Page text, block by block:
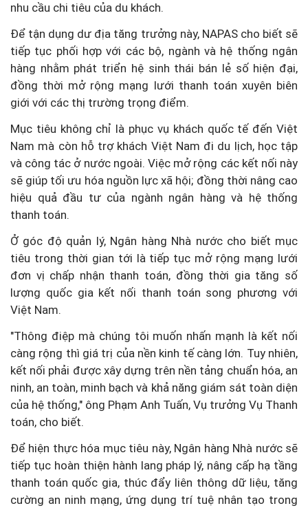
nhu cầu chi tiêu của du khách.
Để tận dụng dư địa tăng trưởng này, NAPAS cho biết sẽ
tiếp tục phối hợp với các bộ, ngành và hệ thống ngân
hàng nhằm phát triển hệ sinh thái bán lẻ số hiện đại,
đồng thời mở rộng mạng lưới thanh toán xuyên biên
giới với các thị trường trọng điểm.
Mục tiêu không chỉ là phục vụ khách quốc tế đến Việt
Nam mà còn hỗ trợ khách Việt Nam đi du lịch, học tập
và công tác ở nước ngoài. Việc mở rộng các kết nối này
sẽ giúp tối ưu hóa nguồn lực xã hội; đồng thời nâng cao
hiệu quả đầu tư của ngành ngân hàng và hệ thống
thanh toán.
Ở góc độ quản lý, Ngân hàng Nhà nước cho biết mục
tiêu trong thời gian tới là tiếp tục mở rộng mạng lưới
đơn vị chấp nhận thanh toán, đồng thời gia tăng số
lượng quốc gia kết nối thanh toán song phương với
Việt Nam.
"Thông điệp mà chúng tôi muốn nhấn mạnh là kết nối
càng rộng thì giá trị của nền kinh tế càng lớn. Tuy nhiên,
kết nối phải được xây dựng trên nền tảng chuẩn hóa, an
ninh, an toàn, minh bạch và khả năng giám sát toàn diện
của hệ thống," ông Phạm Anh Tuấn, Vụ trưởng Vụ Thanh
toán, cho biết.
Để hiện thực hóa mục tiêu này, Ngân hàng Nhà nước sẽ
tiếp tục hoàn thiện hành lang pháp lý, nâng cấp hạ tầng
thanh toán quốc gia, thúc đẩy liên thông dữ liệu, tăng
cường an ninh mạng, ứng dụng trí tuệ nhân tạo trong